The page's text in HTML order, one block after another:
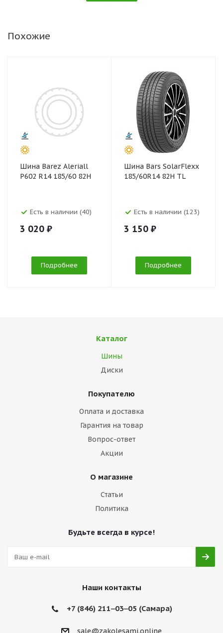
Похожие
Шина Barez Aleriall
P602 R14 185/60 82H
Есть в наличии (40)
3 020 ₽
Подробнее
Шина Bars SolarFlexx
185/60R14 82H TL
Есть в наличии (123)
3 150 ₽
Подробнее
Каталог
Шины
Диски
Покупателю
Оплата и доставка
Гарантия на товар
Вопрос-ответ
Акции
О магазине
Статьи
Политика
Будьте всегда в курсе!
Наши контакты
+7 (846) 211‒03‒05 (Самара)
sale@zakolesami.online